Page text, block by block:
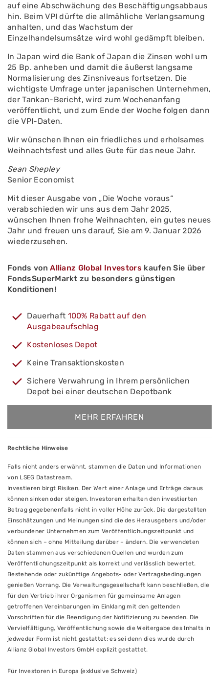
auf eine Abschwächung des Beschäftigungsabbaus
hin. Beim VPI dürfte die allmähliche Verlangsamung
anhalten, und das Wachstum der
Einzelhandelsumsätze wird wohl gedämpft bleiben.
In Japan wird die Bank of Japan die Zinsen wohl um
25 Bp. anheben und damit die äußerst langsame
Normalisierung des Zinsniveaus fortsetzen. Die
wichtigste Umfrage unter japanischen Unternehmen,
der Tankan-Bericht, wird zum Wochenanfang
veröffentlicht, und zum Ende der Woche folgen dann
die VPI-Daten.
Wir wünschen Ihnen ein friedliches und erholsames
Weihnachtsfest und alles Gute für das neue Jahr.
Sean Shepley
Senior Economist
Mit dieser Ausgabe von „Die Woche voraus“
verabschieden wir uns aus dem Jahr 2025,
wünschen Ihnen frohe Weihnachten, ein gutes neues
Jahr und freuen uns darauf, Sie am 9. Januar 2026
wiederzusehen.
Fonds vonAllianz Global Investors kaufen Sie über
FondsSuperMarkt zu besonders günstigen
Konditionen!
Dauerhaft 100% Rabatt auf den
Ausgabeaufschlag
Kostenloses Depot
Keine Transaktionskosten
Sichere Verwahrung in Ihrem persönlichen
Depot bei einer deutschen Depotbank
MEHR ERFAHREN
Rechtliche Hinweise
Falls nicht anders erwähnt, stammen die Daten und Informationen
von LSEG Datastream.
Investieren birgt Risiken. Der Wert einer Anlage und Erträge daraus
können sinken oder steigen. Investoren erhalten den investierten
Betrag gegebenenfalls nicht in voller Höhe zurück. Die dargestellten
Einschätzungen und Meinungen sind die des Herausgebers und/oder
verbundener Unternehmen zum Veröffentlichungszeitpunkt und
können sich – ohne Mitteilung darüber – ändern. Die verwendeten
Daten stammen aus verschiedenen Quellen und wurden zum
Veröffentlichungszeitpunkt als korrekt und verlässlich bewertet.
Bestehende oder zukünftige Angebots- oder Vertragsbedingungen
genießen Vorrang. Die Verwaltungsgesellschaft kann beschließen, die
für den Vertrieb ihrer Organismen für gemeinsame Anlagen
getroffenen Vereinbarungen im Einklang mit den geltenden
Vorschriften für die Beendigung der Notifizierung zu beenden. Die
Vervielfältigung, Veröffentlichung sowie die Weitergabe des Inhalts in
jedweder Form ist nicht gestattet; es sei denn dies wurde durch
Allianz Global Investors GmbH explizit gestattet.
Für Investoren in Europa (exklusive Schweiz)